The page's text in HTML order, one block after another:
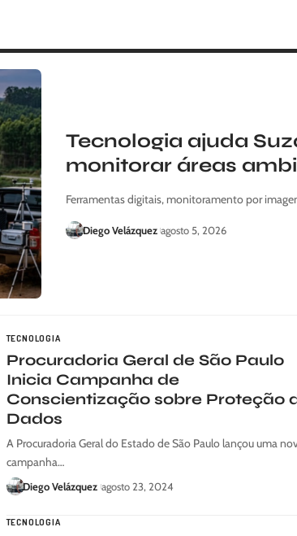
Tecnologia ajuda
monitorar áreas
Ferramentas digitais, monitoramento por
Diego Velázquez agosto 5, 2026
TECNOLOGIA
Procuradoria Geral de São Paulo
Inicia Campanha de
Conscientização sobre Proteção
Dados
A Procuradoria Geral do Estado de São Paulo lançou uma
campanha…
Diego Velázquez agosto 23, 2024
TECNOLOGIA